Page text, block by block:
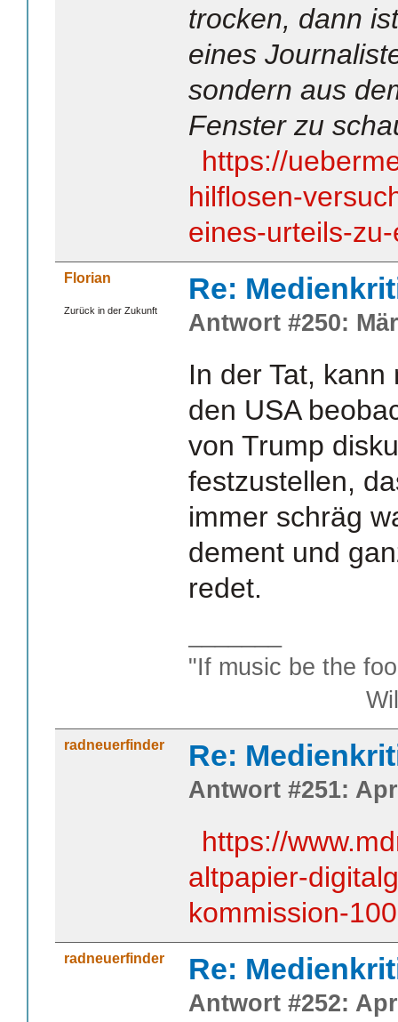
trocken, dann
eines
sondern aus
Fenster zu
https://
hilflosen-
eines-urteils-
Florian
Zurück in der Zukunft
Re:
Antwort #250:
In der Tat,
den USA
von Trump
festzustellen,
immer schräg
dement und
redet.
"If music be the
William
radneuerfinder Re:
Antwort #251:
https://
altpapier-
kommission-
radneuerfinder Re:
Antwort #252: